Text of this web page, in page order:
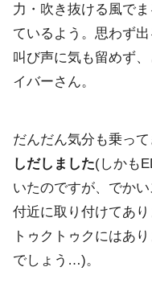
力・吹き抜ける風で
ているよ う。思わず
叫び声に気も留めず、
イバーさん。
だんだん気分も乗って
しだしました(しかも
いたのですが、 でか
付近に取り付けてあり
トゥクトゥクにはあ
でしょう…)。